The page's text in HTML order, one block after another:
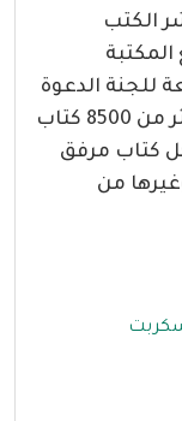
الكتب
للجنة الدعوة
الإلكترونية. يحتوي السكربت على أكثر من 8500 كتاب
كل كتاب مرفق
من